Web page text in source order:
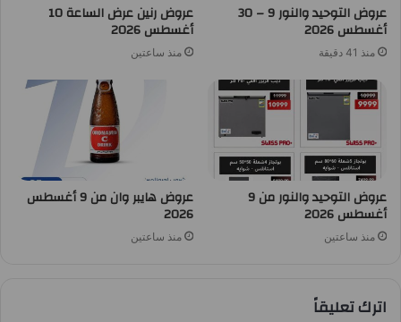
عروض التوحيد والنور 9 – 30
أغسطس 2026
منذ 41 دقيقة
عروض رنين عرض الساعة 10
أغسطس 2026
منذ ساعتين
عروض التوحيد والنور من 9
أغسطس 2026
منذ ساعتين
عروض هايبر وان من 9 أغسطس
2026
منذ ساعتين
اترك تعليقاً